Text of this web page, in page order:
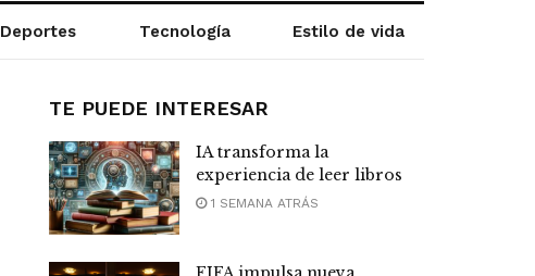
Deportes Tecnología Estilo de vida
TE PUEDE INTERESAR
IA transforma la
experiencia de leer libros
1 SEMANA ATRÁS